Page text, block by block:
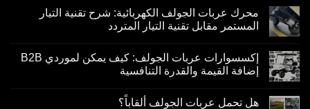
محرك عربات الجولف الكهربائية: شرح تقنية التيار
المستمر مقابل تقنية التيار المتردد
إكسسوارات عربات الجولف: كيف يمكن لموردي B2B
إضافة القيمة والقدرة التنافسية
هل تحمل عربات الجولف ألقاباً؟